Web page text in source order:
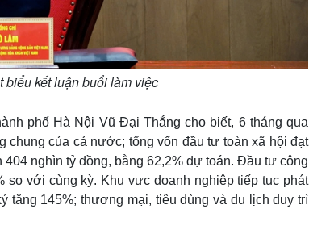
biểu kết luận buổi làm việc
phố Hà Nội Vũ Đại Thắng cho biết, 6 tháng qua
chung của cả nước; tổng vốn đầu tư toàn xã hội đạt
nghìn tỷ đồng, bằng 62,2% dự toán. Đầu tư công
so với cùng kỳ. Khu vực doanh nghiệp tiếp tục phát
tăng 145%; thương mại, tiêu dùng và du lịch duy trì